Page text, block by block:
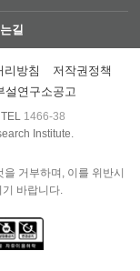
길
리방침
저작권정책
설연구소공고
1466-38
Institute.
거부하며, 이를 위반시
바랍니다.